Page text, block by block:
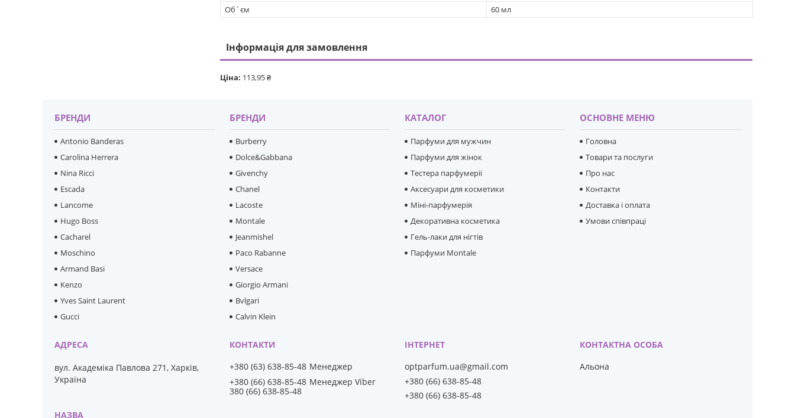
Об`єм
60 мл
Інформація для замовлення
Ціна: 113,95 ₴
БРЕНДИ
Antonio Banderas
Carolina Herrera
Nina Ricci
Escada
Lancome
Hugo Boss
Cacharel
Moschino
Armand Basi
Kenzo
Yves Saint Laurent
Gucci
БРЕНДИ
Burberry
Dolce&Gabbana
Givenchy
Chanel
Lacoste
Montale
Jeanmishel
Paco Rabanne
Versace
Giorgio Armani
Bvlgari
Calvin Klein
КАТАЛОГ
Парфуми для мужчин
Парфуми для жінок
Тестера парфумерії
Аксесуари для косметики
Міні-парфумерія
Декоративна косметика
Гель-лаки для нігтів
Парфуми Montale
ОСНОВНЕ МЕНЮ
Головна
Товари та послуги
Про нас
Контакти
Доставка і оплата
Умови співпраці
вул. Академіка Павлова 271, Харків,
Україна
+380 (63) 638-85-48 Менеджер
+380 (66) 638-85-48 Менеджер Viber
380 (66) 638-85-48
optparfum.ua@gmail.com
+380 (66) 638-85-48
+380 (66) 638-85-48
Альона